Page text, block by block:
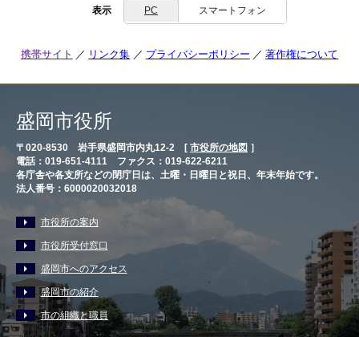
表示 PC スマートフォン
携帯サイト リンク集 プライバシーポリシー 著作権について
盛岡市役所
〒020-8530 岩手県盛岡市内丸12-2 [ 市役所の地図 ］
電話：019-651-4111 ファクス：019-622-6211
各庁舎や各支所などの閉庁日は、土曜・日曜日と祝日、年末年始です。
法人番号：6000020032018
市役所の案内
市役所受付窓口
盛岡市へのアクセス
盛岡市の紹介
市の組織と職員